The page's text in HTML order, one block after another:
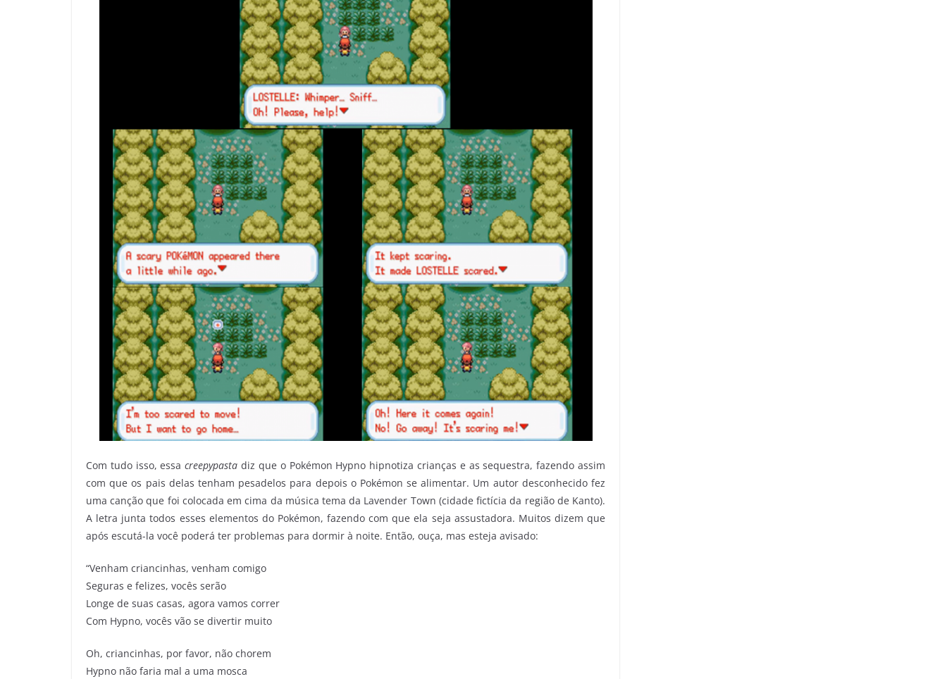
Com tudo isso, essacreepypasta diz que o Pokémon Hypno hipnotiza crianças e as sequestra, fazendo assim
com que os pais delas tenham pesadelos para depois o Pokémon se alimentar. Um autor desconhecido fez
uma canção que foi colocada em cima da música tema da Lavender Town (cidade fictícia da região de Kanto).
A letra junta todos esses elementos do Pokémon, fazendo com que ela seja assustadora. Muitos dizem que
após escutá-la você poderá ter problemas para dormir à noite. Então, ouça, mas esteja avisado:
“Venham criancinhas, venham comigo
Seguras e felizes, vocês serão
Longe de suas casas, agora vamos correr
Com Hypno, vocês vão se divertir muito
Oh, criancinhas, por favor, não chorem
Hypno não faria mal a uma mosca